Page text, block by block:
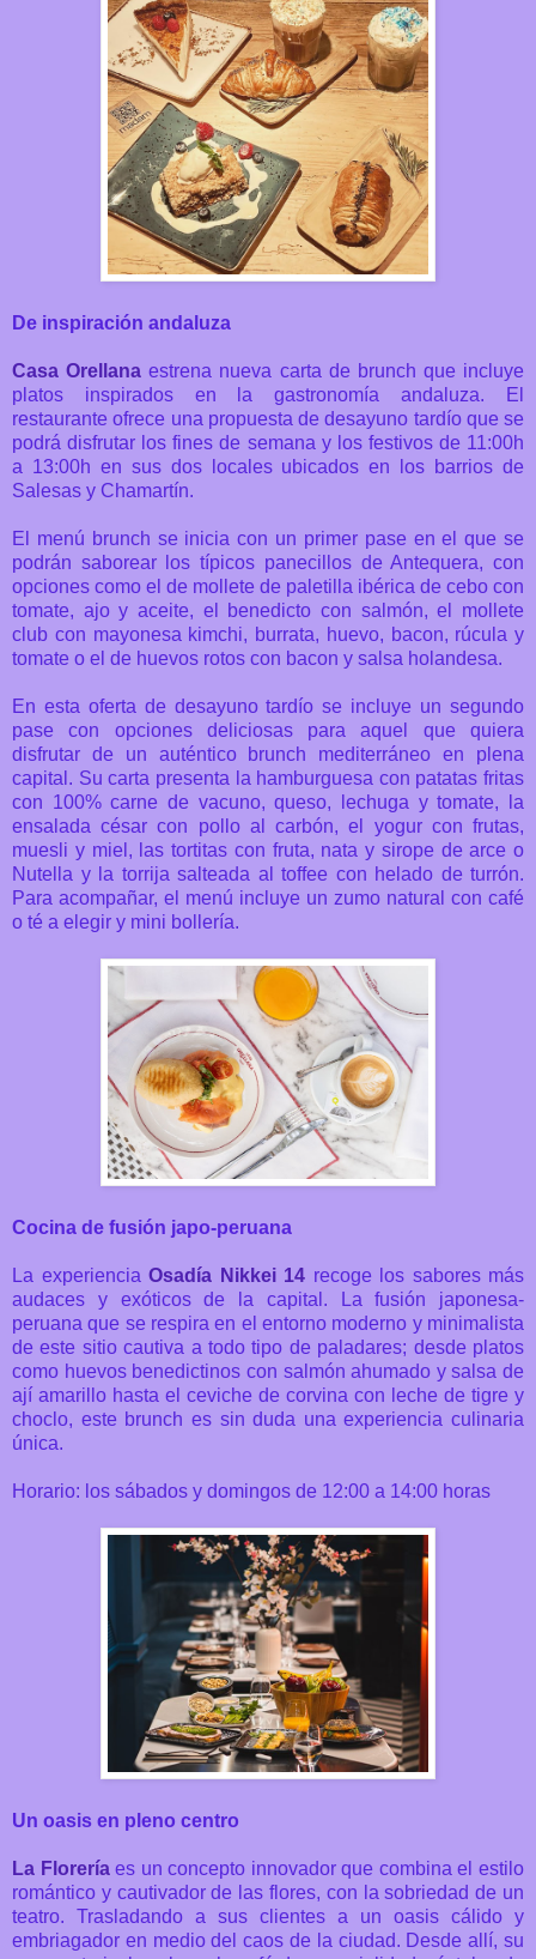
De inspiración andaluza
Casa Orellana estrena nueva carta de brunch que incluye
platos inspirados en la gastronomía andaluza. El
restaurante ofrece una propuesta de desayuno tardío que se
podrá disfrutar los fines de semana y los festivos de 11:00h
a 13:00h en sus dos locales ubicados en los barrios de
Salesas y Chamartín.
El menú brunch se inicia con un primer pase en el que se
podrán saborear los típicos panecillos de Antequera, con
opciones como el de mollete de paletilla ibérica de cebo con
tomate, ajo y aceite, el benedicto con salmón, el mollete
club con mayonesa kimchi, burrata, huevo, bacon, rúcula y
tomate o el de huevos rotos con bacon y salsa holandesa.
En esta oferta de desayuno tardío se incluye un segundo
pase con opciones deliciosas para aquel que quiera
disfrutar de un auténtico brunch mediterráneo en plena
capital. Su carta presenta la hamburguesa con patatas fritas
con 100% carne de vacuno, queso, lechuga y tomate, la
ensalada césar con pollo al carbón, el yogur con frutas,
muesli y miel, las tortitas con fruta, nata y sirope de arce o
Nutella y la torrija salteada al toffee con helado de turrón.
Para acompañar, el menú incluye un zumo natural con café
o té a elegir y mini bollería.
Cocina de fusión japo-peruana
La experiencia Osadía Nikkei 14 recoge los sabores más
audaces y exóticos de la capital.
La fusión japonesa-
peruana que se respira en el entorno moderno y minimalista
de este sitio cautiva a todo tipo de paladares; desde platos
como huevos benedictinos con salmón ahumado y salsa de
ají amarillo hasta el ceviche de corvina con leche de tigre y
choclo, este brunch es sin duda una experiencia culinaria
única.
Horario: los sábados y domingos de 12:00 a 14:00 horas
Un oasis en pleno centro
La Floreríaes un concepto innovador que combina el estilo
romántico y cautivador de las flores, con la sobriedad de un
teatro. Trasladando a sus clientes a un oasis cálido y
embriagador en medio del caos de la ciudad. Desde allí, su